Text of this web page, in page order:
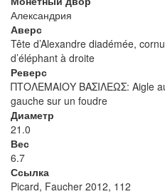
Александрия
Аверс
Tête d’Alexandre diadémée,
d’éléphant à droite
Реверс
ΠΤΟΛΕΜΑΙΟΥ ΒΑΣΙΛΕΩΣ: Aigle
gauche sur un foudre
Диаметр
21.0
Вес
6.7
Ссылка
Picard, Faucher 2012, 112